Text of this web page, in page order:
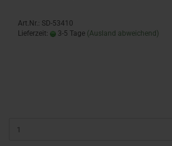
Art.Nr.: SD-53410
Lieferzeit:
3-5 Tage (Ausland abweichend)